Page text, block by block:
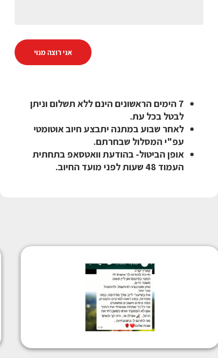
אני רוצה מנוי
7 הימים הראשונים הינם ללא תשלום וניתן
לבטל בכל עת.
לאחר שבוע במתנה יתבצע חיוב אוטומטי
עפ"י המסלול שבחרתם.
אופן הביטול- בהודעת וואטסאפ בתחתית
העמוד 48 שעות לפני מועד החיוב.